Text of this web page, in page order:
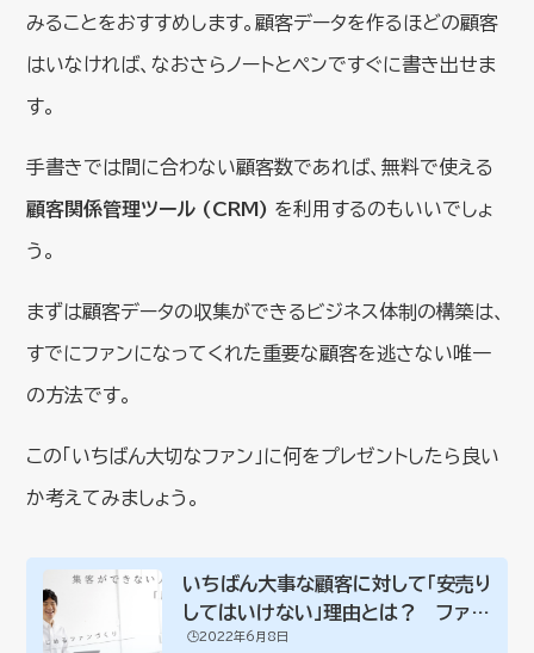
みることをおすすめします。顧客データを作るほどの顧客
はいなければ、なおさらノートとペンですぐに書き出せま
す。
手書きでは間に合わない顧客数であれば、無料で使える
顧客関係管理ツール (CRM) を利用するのもいいでしょ
う。
まずは顧客データの収集ができるビジネス体制の構築は、
すでにファンになってくれた重要な顧客を逃さない唯一
の方法です。
この「いちばん大切なファン」に何をプレゼントしたら良い
か考えてみましょう。
いちばん大事な顧客に対して「安売り
してはいけない」理由とは？ ファン
の心理を...
🕒️2022年6月8日